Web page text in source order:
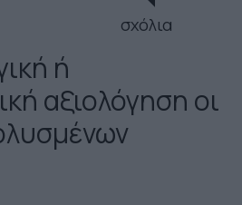
σχόλια
ή
αξιολόγηση οι